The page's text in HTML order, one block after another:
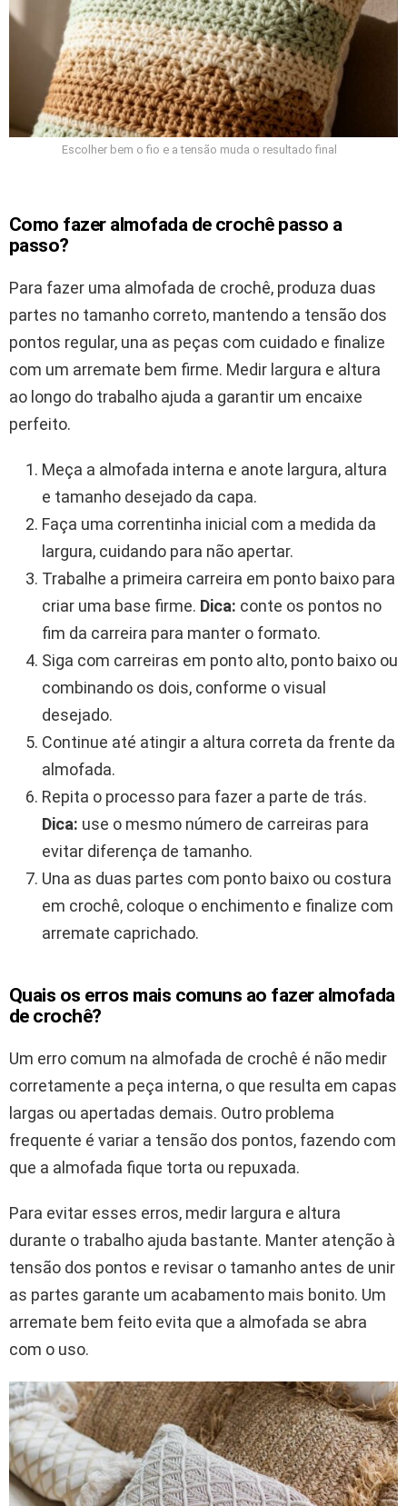
Escolher bem o fio e a tensão muda o resultado final
Como fazer almofada de crochê passo a
passo?
Para fazer uma almofada de crochê, produza duas
partes no tamanho correto, mantendo a tensão dos
pontos regular, una as peças com cuidado e finalize
com um arremate bem firme. Medir largura e altura
ao longo do trabalho ajuda a garantir um encaixe
perfeito.
Meça a almofada interna e anote largura, altura
e tamanho desejado da capa.
Faça uma correntinha inicial com a medida da
largura, cuidando para não apertar.
Trabalhe a primeira carreira em ponto baixo para
criar uma base firme. Dica: conte os pontos no
fim da carreira para manter o formato.
Siga com carreiras em ponto alto, ponto baixo ou
combinando os dois, conforme o visual
desejado.
Continue até atingir a altura correta da frente da
almofada.
Repita o processo para fazer a parte de trás.
Dica: use o mesmo número de carreiras para
evitar diferença de tamanho.
Una as duas partes com ponto baixo ou costura
em crochê, coloque o enchimento e finalize com
arremate caprichado.
Quais os erros mais comuns ao fazer almofada
de crochê?
Um erro comum na almofada de crochê é não medir
corretamente a peça interna, o que resulta em capas
largas ou apertadas demais. Outro problema
frequente é variar a tensão dos pontos, fazendo com
que a almofada fique torta ou repuxada.
Para evitar esses erros, medir largura e altura
durante o trabalho ajuda bastante. Manter atenção à
tensão dos pontos e revisar o tamanho antes de unir
as partes garante um acabamento mais bonito. Um
arremate bem feito evita que a almofada se abra
com o uso.